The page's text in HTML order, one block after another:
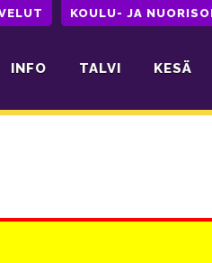
KOULU- JA
INFO TALVI KESÄ